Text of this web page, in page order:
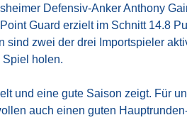
Defensiv-Anker Anthony
Guard erzielt im Schnitt 14.8
zwei der drei Importspieler
Spiel holen.
und eine gute Saison zeigt. Für
auch einen guten